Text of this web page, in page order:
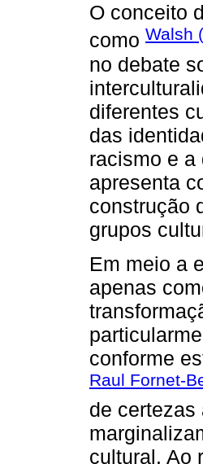
O conceito
como Walsh
no debate
diferentes
das
racismo e
apresenta
construção
grupos
Em meio a
apenas
conforme
Raul Fornet-
de certezas
cultural. Ao